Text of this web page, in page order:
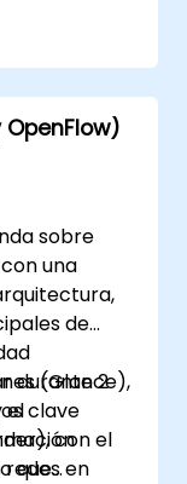
OpenFlow)
sobre
una
de
(Glance),
el
con el
en
durante 2
clave
que